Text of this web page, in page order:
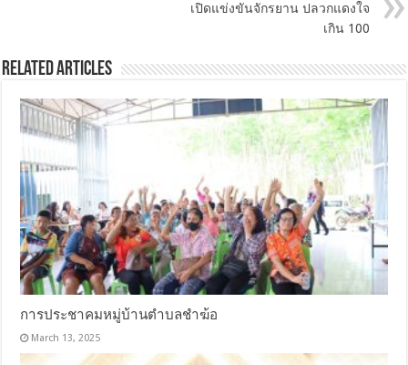
เปิดแข่งขันจักรยาน ปลวกแดงใจ
เกิน 100
Related Articles
การประชาคมหมู่บ้านตำบลชำฆ้อ
March 13, 2025